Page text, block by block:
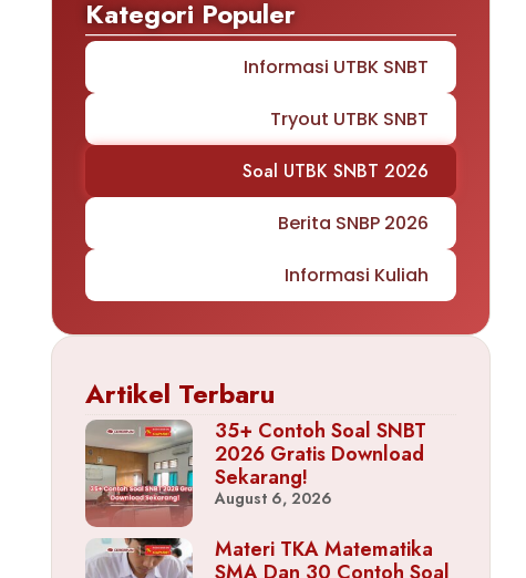
Kategori Populer
Informasi UTBK SNBT
Tryout UTBK SNBT
Soal UTBK SNBT 2026
Berita SNBP 2026
Informasi Kuliah
Artikel Terbaru
35+ Contoh Soal SNBT
2026 Gratis Download
Sekarang!
August 6, 2026
Materi TKA Matematika
SMA Dan 30 Contoh Soal